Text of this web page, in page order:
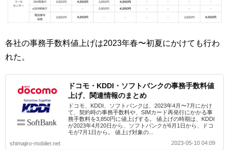
各社の事務手数料値上げは2023年春〜初夏にかけても行わ
れた。
ドコモ・KDDI・ソフトバンクの事務手数料値
上げ、関連情報のまとめ
ドコモ、KDDI、ソフトバンクは、2023年4月〜7月にかけ
て、契約時の事務手数料や、SIMカード再発行にかかる事
務手数料を3,850円に値上げする。 値上げの時期は、KDDI
が2023年4月20日から、ソフトバンクが6月1日から、ドコ
モが7月1日から。 値上げ対象の...
shimajiro-mobiler.net
2023-05-10 04:09